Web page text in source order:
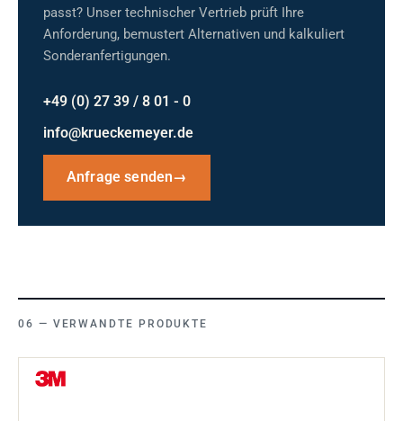
passt? Unser technischer Vertrieb prüft Ihre
Anforderung, bemustert Alternativen und kalkuliert
Sonderanfertigungen.
+49 (0) 27 39 / 8 01 - 0
info@krueckemeyer.de
Anfrage senden→
VERWANDTE PRODUKTE